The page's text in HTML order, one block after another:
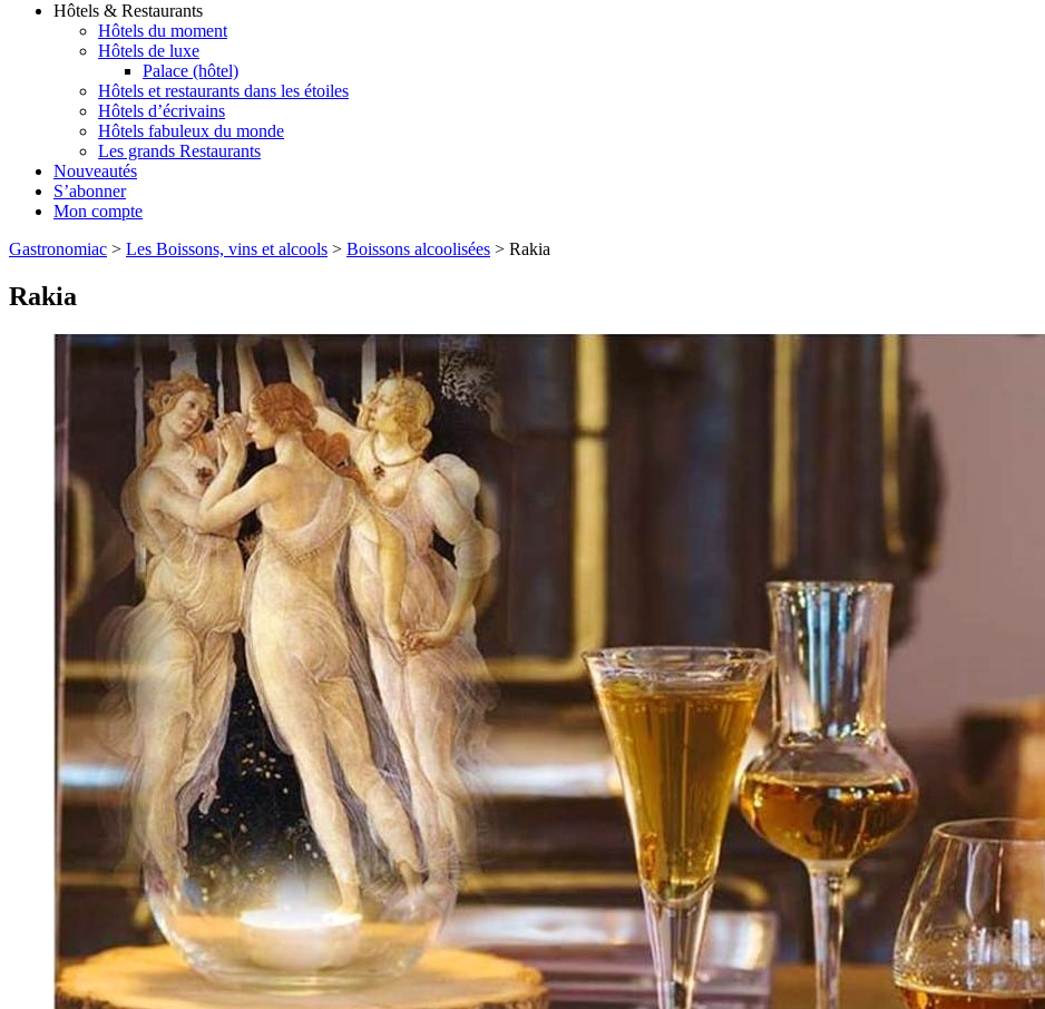
Hôtels & Restaurants
Hôtels du moment
Hôtels de luxe
Palace (hôtel)
Hôtels et restaurants dans les étoiles
Hôtels d’écrivains
Hôtels fabuleux du monde
Les grands Restaurants
Nouveautés
S’abonner
Mon compte
Gastronomiac > Les Boissons, vins et alcools > Boissons alcoolisées > Rakia
Rakia